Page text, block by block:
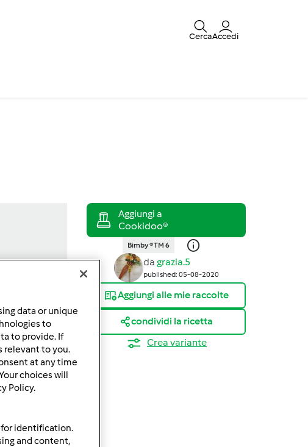
CercaAccedi
Bimby ® TM 6
da grazia.5
published: 05-08-2020
Aggiungi alle mie raccolte
condividi la ricetta
Crea variante
data or unique
to
to provide. If
relevant to you.
at any time
choices will
Policy.
for identification.
and content,